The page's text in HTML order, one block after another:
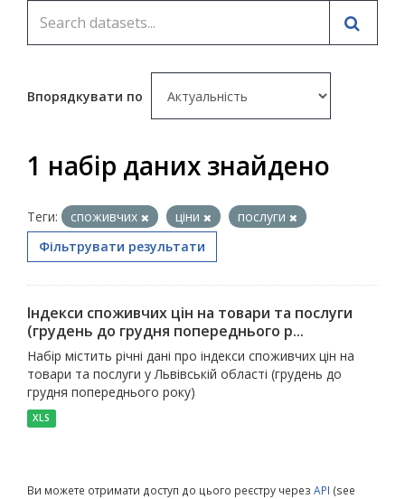
Впорядкувати по
1 набір даних знайдено
Теги: споживчих ціни
послуги
Фільтрувати результати
Індекси споживчих цін на товари та послуги
(грудень до грудня попереднього р...
Набір містить річні дані про індекси споживчих цін на
товари та послуги у Львівській області (грудень до
грудня попереднього року)
XLS
Ви можете отримати доступ до цього реєстру через API (see